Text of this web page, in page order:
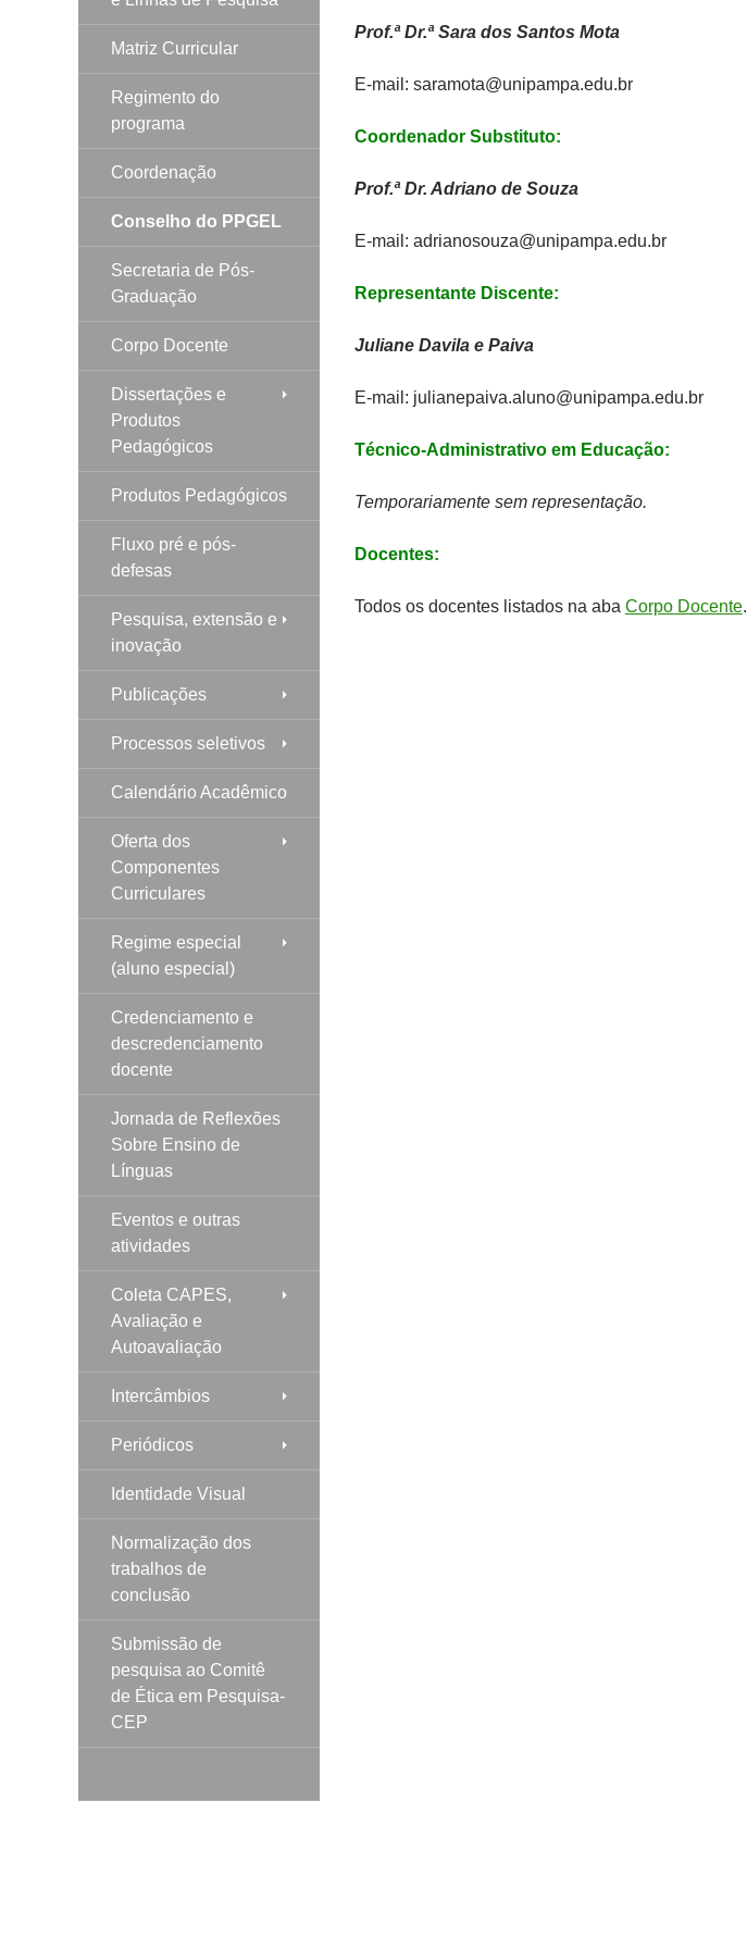
Prof.ª Dr.ª Sara dos Santos Mota
E-mail: saramota@unipampa.edu.br
Coordenador Substituto:
Prof.ª Dr. Adriano de Souza
E-mail: adrianosouza@unipampa.edu.br
Representante Discente:
Juliane Davila e Paiva
E-mail: julianepaiva.aluno@unipampa.edu.br
Técnico-Administrativo em Educação:
Temporariamente sem representação.
Docentes:
Todos os docentes listados na aba Corpo Docente.
Matriz Curricular
Regimento do
programa
Coordenação
Conselho do PPGEL
Secretaria de Pós-
Graduação
Corpo Docente
Dissertações e
Produtos
Pedagógicos
Produtos Pedagógicos
Fluxo pré e pós-
defesas
Pesquisa, extensão e
inovação
Publicações
Processos seletivos
Calendário Acadêmico
Oferta dos
Componentes
Curriculares
Regime especial
(aluno especial)
Credenciamento e
descredenciamento
docente
Jornada de Reflexões
Sobre Ensino de
Línguas
Eventos e outras
atividades
Coleta CAPES,
Avaliação e
Autoavaliação
Intercâmbios
Periódicos
Identidade Visual
Normalização dos
trabalhos de
conclusão
Submissão de
pesquisa ao Comitê
de Ética em Pesquisa-
CEP